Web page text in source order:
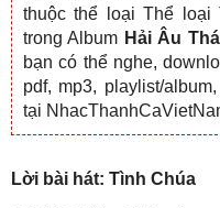
thuộc thể loại Thể loại
trong Album Hải Âu
bạn có thể nghe,
pdf, mp3, playlist/
tại
Lời bài hát: Tình Chúa